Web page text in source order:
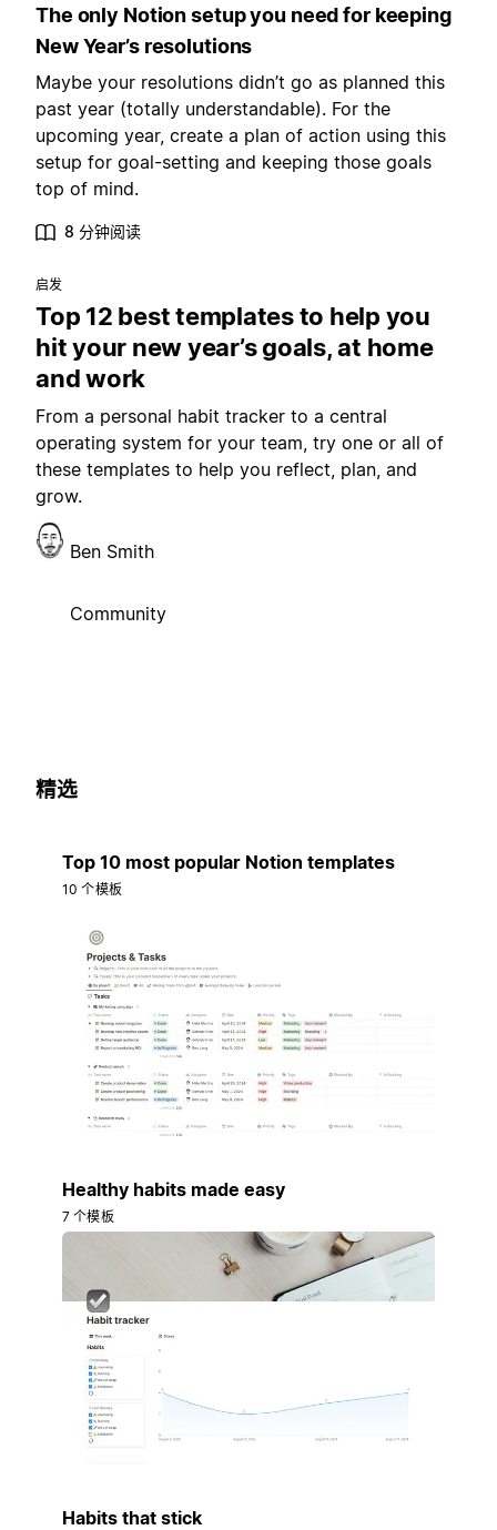
The only Notion setup you need for keeping
New Year’s resolutions
Maybe your resolutions didn’t go as planned this
past year (totally understandable). For the
upcoming year, create a plan of action using this
setup for goal-setting and keeping those goals
top of mind.
8 分钟阅读
启发
Top 12 best templates to help you
hit your new year’s goals, at home
and work
From a personal habit tracker to a central
operating system for your team, try one or all of
these templates to help you reflect, plan, and
grow.
Ben Smith
Community
精选
Top 10 most popular Notion templates
10 个模板
Healthy habits made easy
7 个模板
Habits that stick